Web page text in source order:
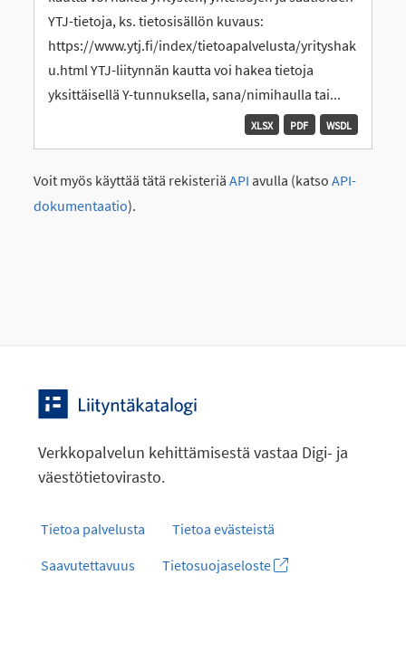
YTJ-tietoja, ks. tietosisällön kuvaus:
https://www.ytj.fi/index/tietoapalvelusta/yrityshak
u.html YTJ-liitynnän kautta voi hakea tietoja
yksittäisellä Y-tunnuksella, sana/nimihaulla tai...
WSDL
PDF
XLSX
Voit myös käyttää tätä rekisteriä API avulla (katso API-
dokumentaatio).
Verkkopalvelun kehittämisestä vastaa Digi- ja
väestötietovirasto.
Tietoa palvelusta
Tietoa evästeistä
Saavutettavuus
Tietosuojaseloste